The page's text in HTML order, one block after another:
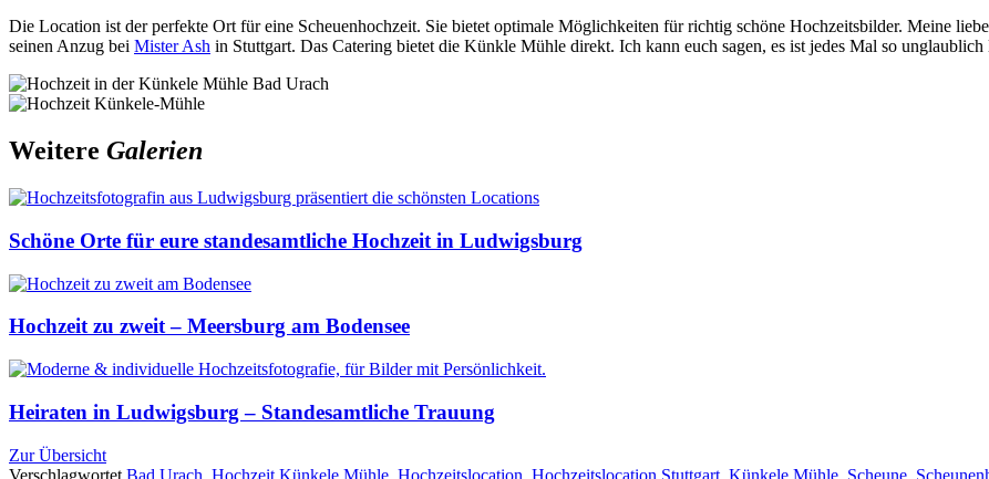
Die Location ist der perfekte Ort für eine Scheuenhochzeit. Sie bietet optimale Möglichkeiten für richtig schöne Hochzeitsbilder. Meine
seinen Anzug bei Mister Ash in Stuttgart. Das Catering bietet die Künkle Mühle direkt. Ich kann euch sagen, es ist jedes Mal so
Weitere Galerien
Schöne Orte für eure standesamtliche Hochzeit in Ludwigsburg
Hochzeit zu zweit – Meersburg am Bodensee
Heiraten in Ludwigsburg – Standesamtliche Trauung
Zur Übersicht
Verschlagwortet Bad Urach Hochzeit Künkele Mühle Hochzeitslocation Hochzeitslocation Stuttgart Künkele Mühle Scheune